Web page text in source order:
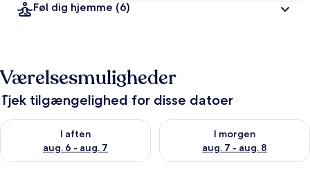
Føl dig hjemme (6)
Værelsesmuligheder
Tjek tilgængelighed for disse datoer
I aften
aug. 6 - aug. 7
Tjek tilgængelighed for i aften aug. 6 - aug. 7
I morgen
aug. 7 - aug. 8
Tjek tilgængelighed for i